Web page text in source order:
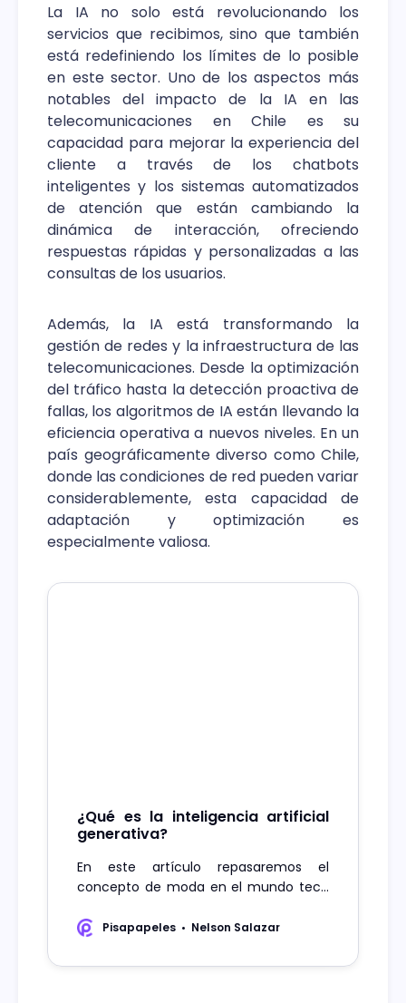
La IA no solo está revolucionando los
servicios que recibimos, sino que también
está redefiniendo los límites de lo posible
en este sector. Uno de los aspectos más
notables del impacto de la IA en las
telecomunicaciones en Chile es su
capacidad para mejorar la experiencia del
cliente a través de los chatbots
inteligentes y los sistemas automatizados
de atención que están cambiando la
dinámica de interacción, ofreciendo
respuestas rápidas y personalizadas a las
consultas de los usuarios.
Además, la IA está transformando la
gestión de redes y la infraestructura de las
telecomunicaciones. Desde la optimización
del tráfico hasta la detección proactiva de
fallas, los algoritmos de IA están llevando la
eficiencia operativa a nuevos niveles. En un
país geográficamente diverso como Chile,
donde las condiciones de red pueden variar
considerablemente, esta capacidad de
adaptación y optimización es
especialmente valiosa.
¿Qué es la inteligencia artificial
generativa?
En este artículo repasaremos el
concepto de moda en el mundo tech
Pisapapeles Nelson Salazar